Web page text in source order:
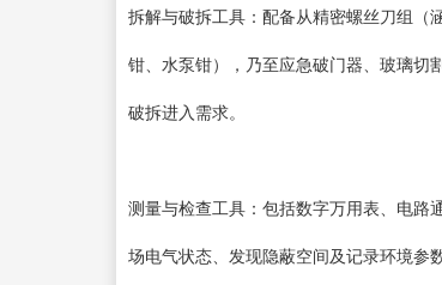
拆解与破拆工具：配备从精密螺丝刀组（
钳、水泵钳），乃至应急破门器、玻璃切
破拆进入需求。
测量与检查工具：包括数字万用表、电路
场电气状态、发现隐蔽空间及记录环境参数